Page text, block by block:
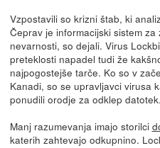
Vzpostavili so krizni štab, ki
Čeprav je informacijski sistem
nevarnosti, so dejali. Virus
preteklosti napadel tudi že
najpogostejše tarče. Ko so v
Kanadi, so se upravljavci virusa
ponudili orodje za odklep datotek.
Manj razumevanja imajo storilci
katerih zahtevajo odkupnino.